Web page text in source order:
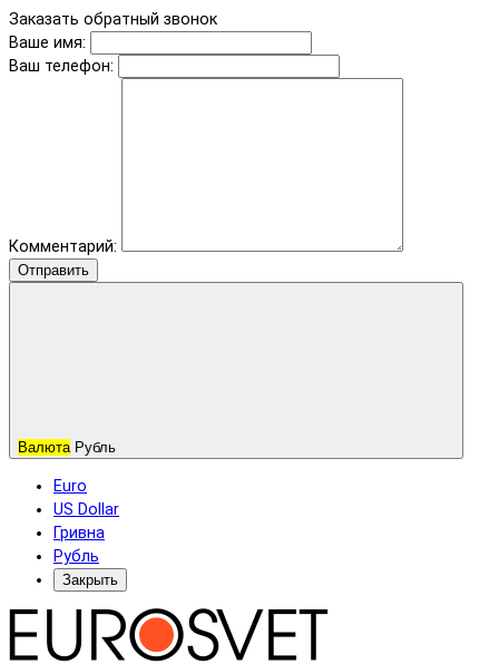
Заказать обратный звонок
Ваше имя:
Ваш телефон:
Комментарий:
Отправить
Валюта Рубль
Euro
US Dollar
Гривна
Рубль
Закрыть